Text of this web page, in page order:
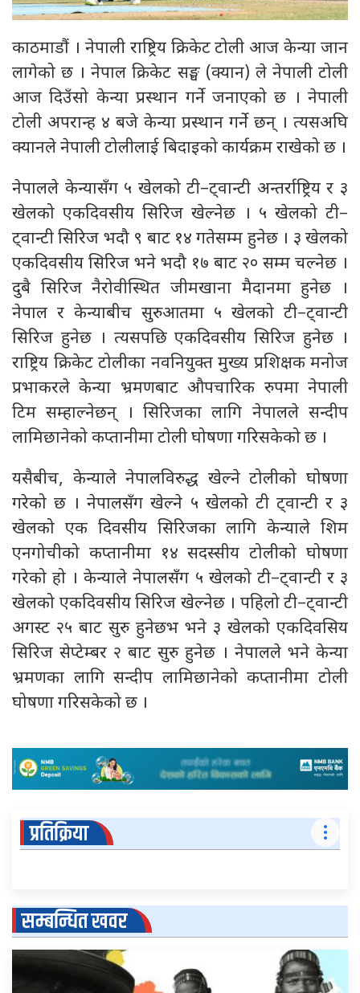
काठमाडौं । नेपाली राष्ट्रिय क्रिकेट टोली आज केन्या जान
लागेको छ । नेपाल क्रिकेट सङ्घ (क्यान) ले नेपाली टोली
आज दिउँसो केन्या प्रस्थान गर्ने जनाएको छ । नेपाली
टोली अपरान्ह ४ बजे केन्या प्रस्थान गर्ने छन् । त्यसअघि
क्यानले नेपाली टोलीलाई बिदाइको कार्यक्रम राखेको छ ।
नेपालले केन्यासँग ५ खेलको टी–ट्वान्टी अन्तर्राष्ट्रिय र ३
खेलको एकदिवसीय सिरिज खेल्नेछ । ५ खेलको टी–
ट्वान्टी सिरिज भदौ ९ बाट १४ गतेसम्म हुनेछ । ३ खेलको
एकदिवसीय सिरिज भने भदौ १७ बाट २० सम्म चल्नेछ ।
दुबै सिरिज नैरोवीस्थित जीमखाना मैदानमा हुनेछ ।
नेपाल र केन्याबीच सुरुआतमा ५ खेलको टी–ट्वान्टी
सिरिज हुनेछ । त्यसपछि एकदिवसीय सिरिज हुनेछ ।
राष्ट्रिय क्रिकेट टोलीका नवनियुक्त मुख्य प्रशिक्षक मनोज
प्रभाकरले केन्या भ्रमणबाट औपचारिक रुपमा नेपाली
टिम सम्हाल्नेछन् । सिरिजका लागि नेपालले सन्दीप
लामिछानेको कप्तानीमा टोली घोषणा गरिसकेको छ ।
यसैबीच, केन्याले नेपालविरुद्ध खेल्ने टोलीको घोषणा
गरेको छ । नेपालसँग खेल्ने ५ खेलको टी ट्वान्टी र ३
खेलको एक दिवसीय सिरिजका लागि केन्याले शिम
एनगोचीको कप्तानीमा १४ सदस्सीय टोलीको घोषणा
गरेको हो । केन्याले नेपालसँग ५ खेलको टी–ट्वान्टी र ३
खेलको एकदिवसीय सिरिज खेल्नेछ । पहिलो टी–ट्वान्टी
अगस्ट २५ बाट सुरु हुनेछभ भने ३ खेलको एकदिवसिय
सिरिज सेप्टेम्बर २ बाट सुरु हुनेछ । नेपालले भने केन्या
भ्रमणका लागि सन्दीप लामिछानेको कप्तानीमा टोली
घोषणा गरिसकेको छ ।
प्रतिक्रिया
सम्बन्धित खवर